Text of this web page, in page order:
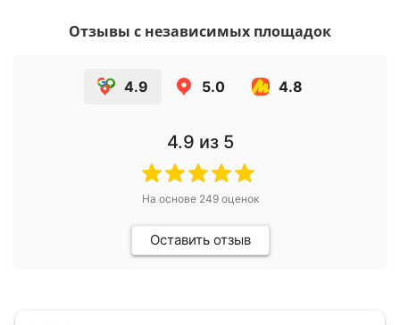
Отзывы с независимых площадок
4.9 5.0 4.8
4.9 из 5
На основе 249оценок
Оставить отзыв